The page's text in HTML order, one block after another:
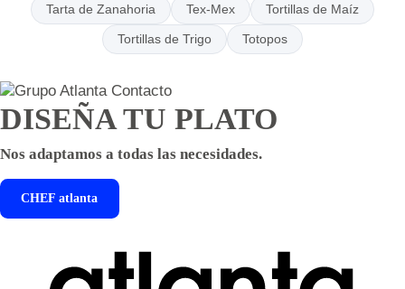
Tarta de Zanahoria Tex-Mex Tortillas de Maíz
Tortillas de Trigo Totopos
DISEÑA TU PLATO
Nos adaptamos a todas las necesidades.
CHEFatlanta